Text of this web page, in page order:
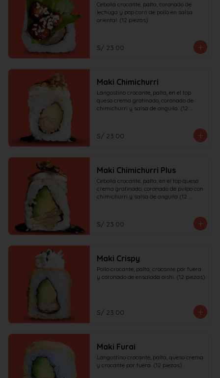
Cebolla crocante, palta, coronado de
lechuga y pop corn de pollo en salsa
oriental. (12 piezas)
S/ 23.00
Maki Chimichurri
Langostino crocante, palta, en el top
queso crema gratinado, coronado de
chimichurri y salsa de anguila. (12
S/ 23.00
Maki Chimichurri Plus
Cebolla crocante, palta, en el top queso
crema gratinado, coronado de pulpo con
chimichurri y salsa de anguila (12
S/ 23.00
Maki Crispy
Pollo crocante, palta, crocante por fuera
y coronado de ensalada oishi. (12 piezas)
S/ 23.00
Maki Furai
Langostino crocante, palta, queso crema
y crocante por fuera. (12 piezas)